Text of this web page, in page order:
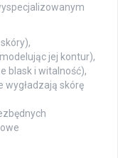
jej kontur),
blask i witalność),
wygładzają skórę